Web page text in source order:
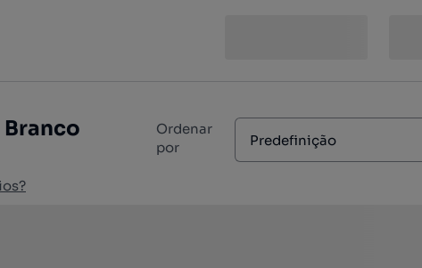
Ordenar
por
Predefinição